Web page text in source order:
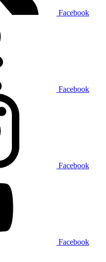
Facebook
Facebook
Facebook
Facebook